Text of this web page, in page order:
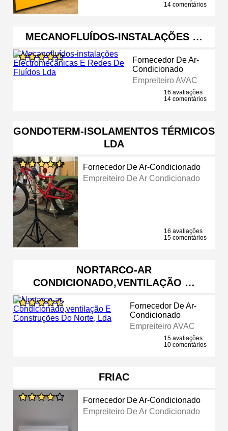
14 comentários
MECANOFLUÍDOS-INSTALAÇÕES …
Fornecedor De Ar-
Condicionado
Empreiteiro AVAC
16 avaliações
14 comentários
GONDOTERM-ISOLAMENTOS TÉRMICOS
LDA
Fornecedor De Ar-Condicionado
Empreiteiro De Ar Condicionado
16 avaliações
15 comentários
NORTARCO-AR
CONDICIONADO,VENTILAÇÃO …
Fornecedor De Ar-
Condicionado
Empreiteiro AVAC
15 avaliações
10 comentários
FRIAC
Fornecedor De Ar-Condicionado
Empreiteiro De Ar Condicionado